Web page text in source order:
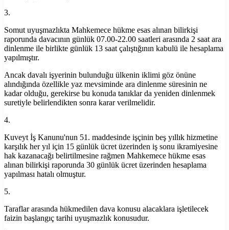
3.
Somut uyuşmazlıkta Mahkemece hükme esas alınan bilirkişi
raporunda davacının günlük 07.00-22.00 saatleri arasında 2 saat ara
dinlenme ile birlikte günlük 13 saat çalıştığının kabulü ile hesaplama
yapılmıştır.
Ancak davalı işyerinin bulunduğu ülkenin iklimi göz önüne
alındığında özellikle yaz mevsiminde ara dinlenme süresinin ne
kadar olduğu, gerekirse bu konuda tanıklar da yeniden dinlenmek
suretiyle belirlendikten sonra karar verilmelidir.
4.
Kuveyt İş Kanunu'nun 51. maddesinde işçinin beş yıllık hizmetine
karşılık her yıl için 15 günlük ücret üzerinden iş sonu ikramiyesine
hak kazanacağı belirtilmesine rağmen Mahkemece hükme esas
alınan bilirkişi raporunda 30 günlük ücret üzerinden hesaplama
yapılması hatalı olmuştur.
5.
Taraflar arasında hükmedilen dava konusu alacaklara işletilecek
faizin başlangıç tarihi uyuşmazlık konusudur.